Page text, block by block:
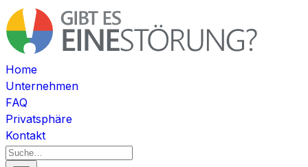
Home
Unternehmen
FAQ
Privatsphäre
Kontakt